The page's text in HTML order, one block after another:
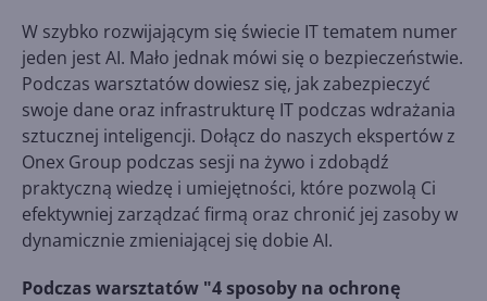
W szybko rozwijającym się świecie IT tematem numer
jeden jest AI. Mało jednak mówi się o bezpieczeństwie.
Podczas warsztatów dowiesz się, jak zabezpieczyć
swoje dane oraz infrastrukturę IT podczas wdrażania
sztucznej inteligencji. Dołącz do naszych ekspertów z
Onex Group podczas sesji na żywo i zdobądź
praktyczną wiedzę i umiejętności, które pozwolą Ci
efektywniej zarządzać firmą oraz chronić jej zasoby w
dynamicznie zmieniającej się dobie AI.
Podczas warsztatów "4 sposoby na ochronę